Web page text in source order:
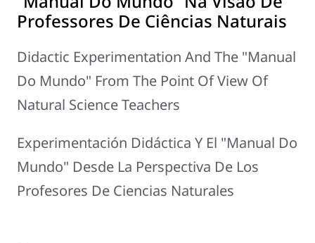
Professores De Ciências Naturais
Didactic Experimentation And The "Manual
Do Mundo" From The Point Of View Of
Natural Science Teachers
Experimentación Didáctica Y El "Manual Do
Mundo" Desde La Perspectiva De Los
Profesores De Ciencias Naturales